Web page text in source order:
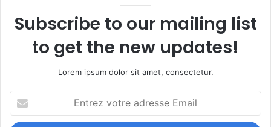
Subscribe to our mailing list
to get the new updates!
Lorem ipsum dolor sit amet, consectetur.
votre
adresse